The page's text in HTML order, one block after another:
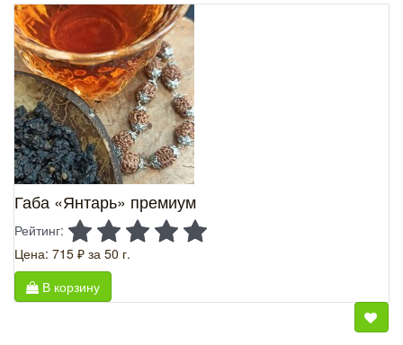
Габа «Янтарь» премиум
Рейтинг:
Цена: 715 ₽ за 50 г.
В корзину